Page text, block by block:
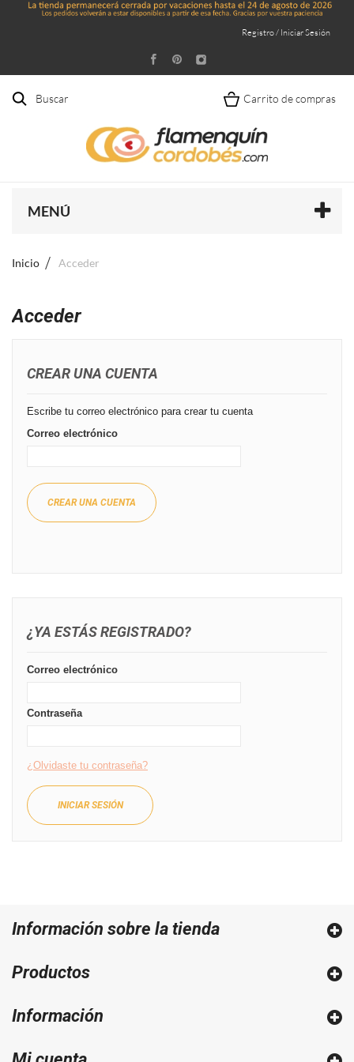
Registro / Iniciar Sesión
Buscar Carrito de compras
MENÚ
Inicio Acceder
Acceder
CREAR UNA CUENTA
Escribe tu correo electrónico para crear tu cuenta
Correo electrónico
CREAR UNA CUENTA
¿YA ESTÁS REGISTRADO?
Correo electrónico
Contraseña
¿Olvidaste tu contraseña?
INICIAR SESIÓN
Información sobre la tienda
Productos
Información